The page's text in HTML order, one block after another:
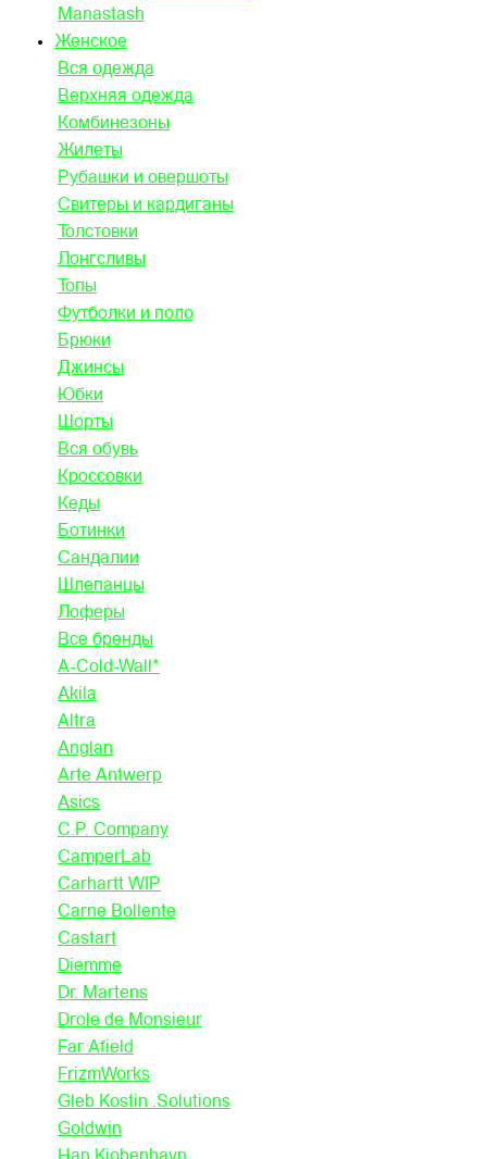
Manastash
Женское
Вся одежда
Верхняя одежда
Комбинезоны
Жилеты
Рубашки и овершоты
Свитеры и кардиганы
Толстовки
Лонгсливы
Топы
Футболки и поло
Брюки
Джинсы
Юбки
Шорты
Вся обувь
Кроссовки
Кеды
Ботинки
Сандалии
Шлепанцы
Лоферы
Все бренды
A-Cold-Wall*
Akila
Altra
Anglan
Arte Antwerp
Asics
C.P. Company
CamperLab
Carhartt WIP
Carne Bollente
Castart
Diemme
Dr. Martens
Drole de Monsieur
Far Afield
FrizmWorks
Gleb Kostin .Solutions
Goldwin